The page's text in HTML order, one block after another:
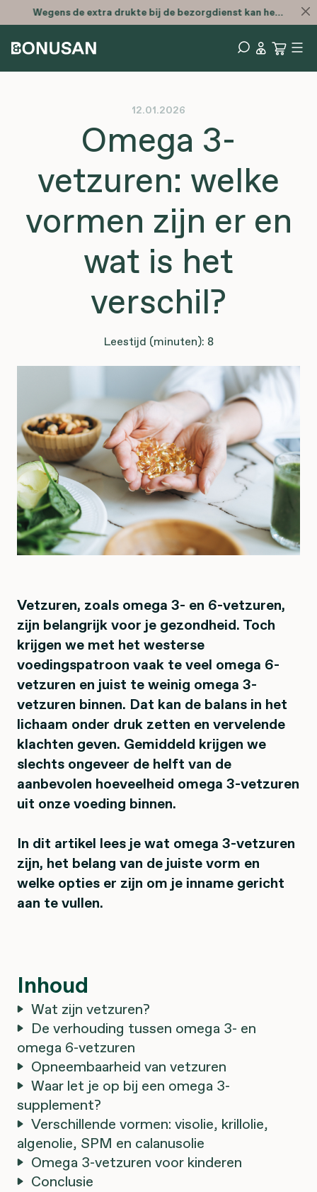
Wegens de extra drukte bij de bezorgdienst kan het zijn dat je bestelling later is
12.01.2026
Omega 3-
vetzuren: welke
vormen zijn er en
wat is het
verschil?
Leestijd (minuten): 8
Vetzuren, zoals omega 3- en 6-vetzuren,
zijn belangrijk voor je gezondheid. Toch
krijgen we met het westerse
voedingspatroon vaak te veel omega 6-
vetzuren en juist te weinig omega 3-
vetzuren binnen. Dat kan de balans in het
lichaam onder druk zetten en vervelende
klachten geven. Gemiddeld krijgen we
slechts ongeveer de helft van de
aanbevolen hoeveelheid omega 3-vetzuren
uit onze voeding binnen.
In dit artikel lees je wat omega 3-vetzuren
zijn, het belang van de juiste vorm en
welke opties er zijn om je inname gericht
aan te vullen.
Inhoud
Wat zijn vetzuren?
De verhouding tussen omega 3- en
omega 6-vetzuren
Opneembaarheid van vetzuren
Waar let je op bij een omega 3-
supplement?
Verschillende vormen: visolie, krillolie,
algenolie, SPM en calanusolie
Omega 3-vetzuren voor kinderen
Conclusie